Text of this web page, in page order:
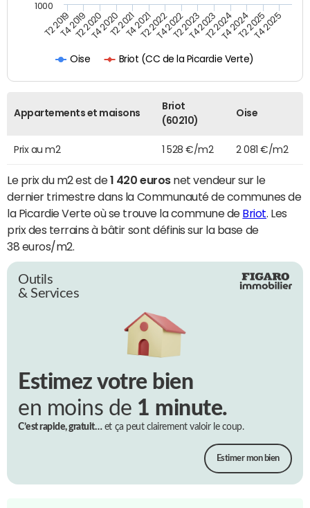
Oise Briot (CC de la Picardie Verte)
T2 2019T4 2019T2 2020T4 2020T2 2021T4 2021T2 2022T4 2022T2 2023T4 2023T2 2024T4 2024T2 2025T4 2025
1000
Appartements et maisons
Briot
(60210)
Oise
Prix au m2 1 528 €/m2 2 081 €/m2
Le prix du m2 est de1 420 eurosnet vendeur sur le
dernier trimestre dans la Communauté de communes de
la Picardie Verte où se trouve la commune de Briot . Les
prix des terrains à bâtir sont définis sur la base de
38 euros/m2.
Outils
& Services
Estimez votre bien
en moins de 1 minute.
C’est rapide, gratuit…et ça peut clairement valoir le coup.
Estimer mon bien